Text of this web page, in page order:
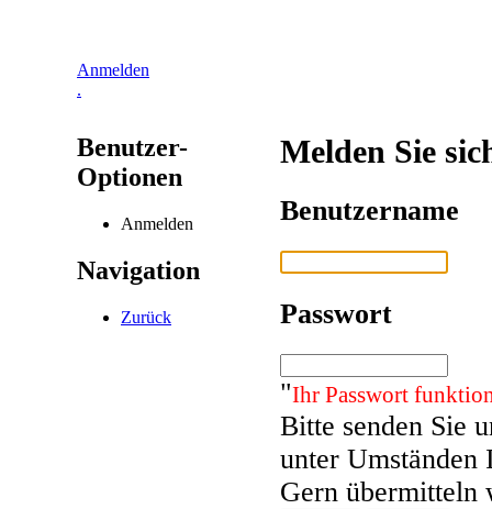
Anmelden
.
Benutzer-
Optionen
Anmelden
Navigation
Zurück
Melden Sie
Benutzername
Passwort
"Ihr Passwort
Bitte senden Sie
unter Umständen
Gern übermitteln